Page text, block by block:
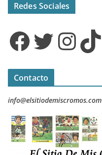
Redes Sociales
Facebook Twitter InstagramTikTok
Contacto
info@elsitiodemiscromos.com